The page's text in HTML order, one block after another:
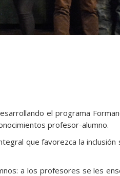
el programa
profesor-alumno.
que favorezca la inclusión
a los profesores se les